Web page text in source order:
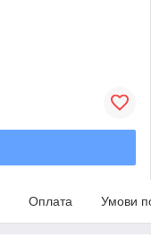
Оплата Умови